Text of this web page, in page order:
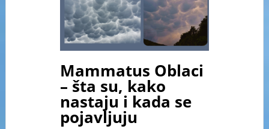
Mammatus Oblaci
– šta su, kako
nastaju i kada se
pojavljuju